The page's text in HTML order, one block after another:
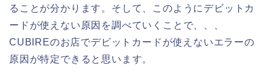
ることが分かります。そして、このようにデビットカ
ードが使えない原因を調べていくことで、、、
CUBIREのお店でデビットカードが使えないエラーの
原因が特定できると思います。